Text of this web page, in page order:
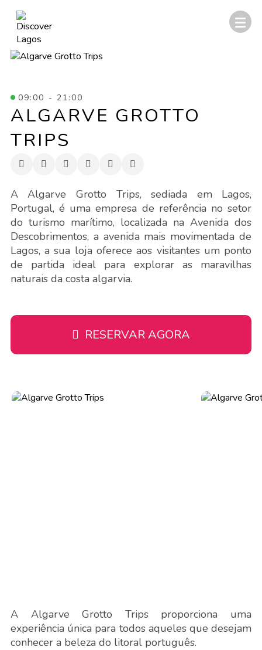
09:00 - 21:00
ALGARVE GROTTO
TRIPS
A Algarve Grotto Trips, sediada em Lagos,
Portugal, é uma empresa de referência no setor
do turismo marítimo, localizada na Avenida dos
Descobrimentos, a avenida mais movimentada de
Lagos, a sua loja oferece aos visitantes um ponto
de partida ideal para explorar as maravilhas
naturais da costa algarvia.
RESERVAR AGORA
A Algarve Grotto Trips proporciona uma
experiência única para todos aqueles que desejam
conhecer a beleza do litoral português.